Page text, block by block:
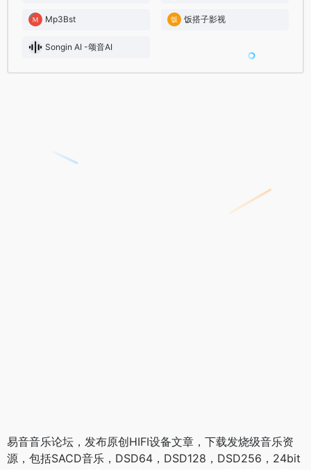
Mp3Bst 饭搭子影视
Songin AI -颂音AI
易音音乐论坛，发布原创HIFI设备文章，下载发烧级音乐资
源，包括SACD音乐，DSD64，DSD128，DSD256，24bit